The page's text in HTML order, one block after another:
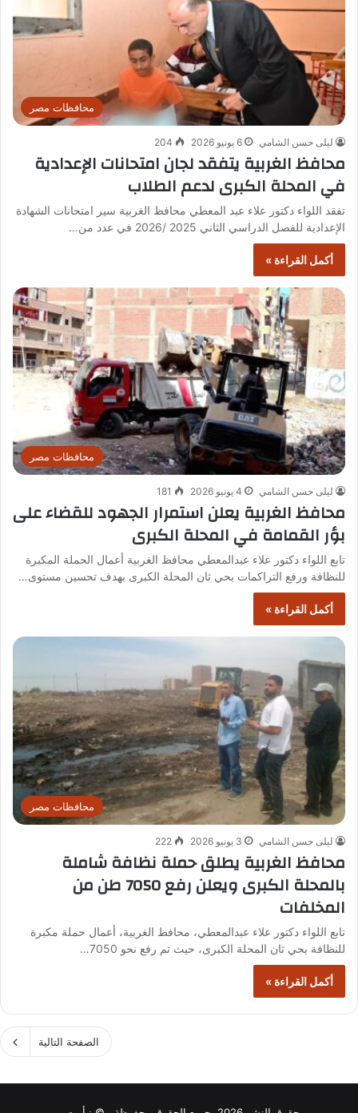
محافظات مصر
ليلى حسن الشامي 6 يونيو 2026 204
محافظ الغربية يتفقد لجان امتحانات الإعدادية
في المحلة الكبرى لدعم الطلاب
تفقد اللواء دكتور علاء عبد المعطي محافظ الغربية سير امتحانات الشهادة
الإعدادية للفصل الدراسي الثاني 2025 /2026 في عدد من…
أكمل القراءة »
محافظات مصر
ليلى حسن الشامي 4 يونيو 2026 181
محافظ الغربية يعلن استمرار الجهود للقضاء على
بؤر القمامة في المحلة الكبرى
تابع اللواء دكتور علاء عبدالمعطي محافظ الغربية أعمال الحملة المكبرة
للنظافة ورفع التراكمات بحي ثان المحلة الكبرى بهدف تحسين مستوى…
أكمل القراءة »
محافظات مصر
ليلى حسن الشامي 3 يونيو 2026 222
محافظ الغربية يطلق حملة نظافة شاملة
بالمحلة الكبرى ويعلن رفع 7050 طن من
المخلفات
تابع اللواء دكتور علاء عبدالمعطي، محافظ الغربية، أعمال حملة مكبرة
للنظافة بحي ثان المحلة الكبرى، حيث تم رفع نحو 7050…
أكمل القراءة »
الصفحة التالية